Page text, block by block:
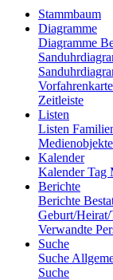
Stammbaum
Diagramme
Diagramme
Vorfahrenkarte
Zeitleiste
Listen
Listen
Medienobjekte
Kalender
KalenderTag
Berichte
Berichte
Geburt/Heirat/
Verwandte
Suche
Suche
Suche